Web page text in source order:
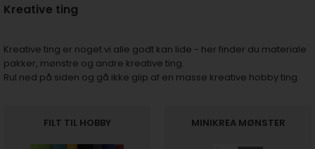
Kreative ting
Kreative ting er noget vi alle godt kan lide - her finder du materiale
pakker, mønstre og andre kreative ting.
Rul ned på siden og gå ikke glip af en masse kreative hobby ting
FILT TIL HOBBY MINIKREA MØNSTER